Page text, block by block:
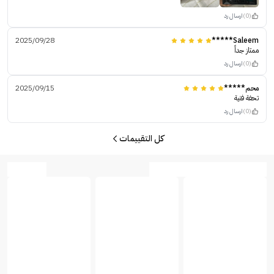
(0) ارسال رد
Saleem*****
2025/09/28
ممتاز جداً
(0) ارسال رد
محم*****
2025/09/15
تحفة فنية
(0) ارسال رد
كل التقييمات